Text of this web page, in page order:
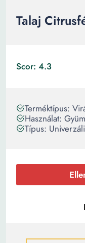
Talaj
Scor: 4.3
Terméktípus:
Használat:
Típus: